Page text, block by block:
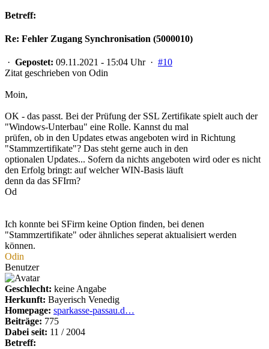
Betreff:
Re: Fehler Zugang Synchronisation (5000010)
· Gepostet: 09.11.2021 - 15:04 Uhr · #10
Zitat geschrieben von Odin
Moin,
OK - das passt. Bei der Prüfung der SSL Zertifikate spielt auch der
"Windows-Unterbau" eine Rolle. Kannst du mal
prüfen, ob in den Updates etwas angeboten wird in Richtung
"Stammzertifikate"? Das steht gerne auch in den
optionalen Updates... Sofern da nichts angeboten wird oder es nicht
den Erfolg bringt: auf welcher WIN-Basis läuft
denn da das SFIrm?
Od
Ich konnte bei SFirm keine Option finden, bei denen
"Stammzertifikate" oder ähnliches seperat aktualisiert werden
können.
Odin
Benutzer
Geschlecht: keine Angabe
Herkunft: Bayerisch Venedig
Homepage: sparkasse-passau.d…
Beiträge: 775
Dabei seit: 11 / 2004
Betreff: